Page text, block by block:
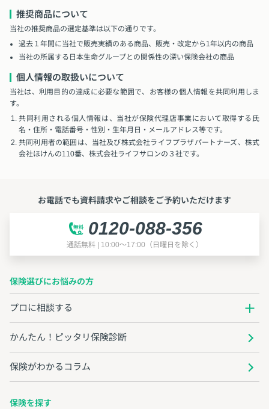
推奨商品について
当社の推奨商品の選定基準は以下の通りです。
過去１年間に当社で販売実績のある商品、販売・改定から1年以内の商品
当社の所属する日本生命グループとの関係性の深い保険会社の商品
個人情報の取扱いについて
当社は、利用目的の達成に必要な範囲で、お客様の個人情報を共同利用しま
す。
共同利用される個人情報は、当社が保険代理店事業において取得する氏
名・住所・電話番号・性別・生年月日・メールアドレス等です。
共同利用者の範囲は、当社及び株式会社ライフプラザパートナーズ、株式
会社ほけんの110番、株式会社ライフサロンの３社です。
お電話でも資料請求やご相談をご予約いただけます
0120-088-356
通話無料 | 10:00～17:00（日曜日を除く）
保険選びにお悩みの方
プロに相談する
かんたん！ピッタリ保険診断
保険がわかるコラム
保険を探す